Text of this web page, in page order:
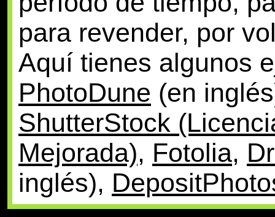
para revender, por
Aquí tienes algunos
PhotoDune (en
ShutterStock
Mejorada), Fotolia,
inglés),